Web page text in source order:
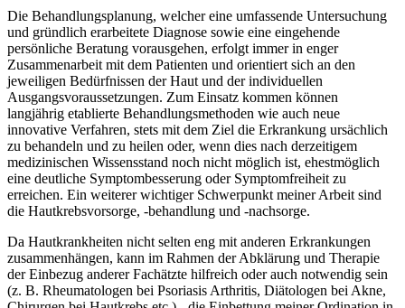
Die Behandlungsplanung, welcher eine umfassende Untersuchung
und gründlich erarbeitete Diagnose sowie eine eingehende
persönliche Beratung vorausgehen, erfolgt immer in enger
Zusammenarbeit mit dem Patienten und orientiert sich an den
jeweiligen Bedürfnissen der Haut und der individuellen
Ausgangsvoraussetzungen. Zum Einsatz kommen können
langjährig etablierte Behandlungsmethoden wie auch neue
innovative Verfahren, stets mit dem Ziel die Erkrankung ursächlich
zu behandeln und zu heilen oder, wenn dies nach derzeitigem
medizinischen Wissensstand noch nicht möglich ist, ehestmöglich
eine deutliche Symptombesserung oder Symptomfreiheit zu
erreichen. Ein weiterer wichtiger Schwerpunkt meiner Arbeit sind
die Hautkrebsvorsorge, -behandlung und -nachsorge.
Da Hautkrankheiten nicht selten eng mit anderen Erkrankungen
zusammenhängen, kann im Rahmen der Abklärung und Therapie
der Einbezug anderer Fachätzte hilfreich oder auch notwendig sein
(z. B. Rheumatologen bei Psoriasis Arthritis, Diätologen bei Akne,